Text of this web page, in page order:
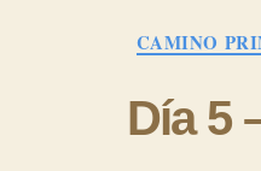
CAMINO
Día 5